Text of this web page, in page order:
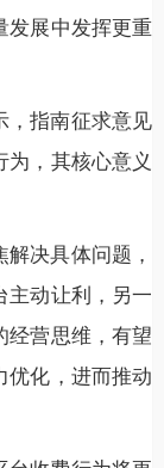
发展中发挥更重
，指南征求意见
为，其核心意义
决具体问题，
主动让利，另一
经营思维，有望
优化，进而推动